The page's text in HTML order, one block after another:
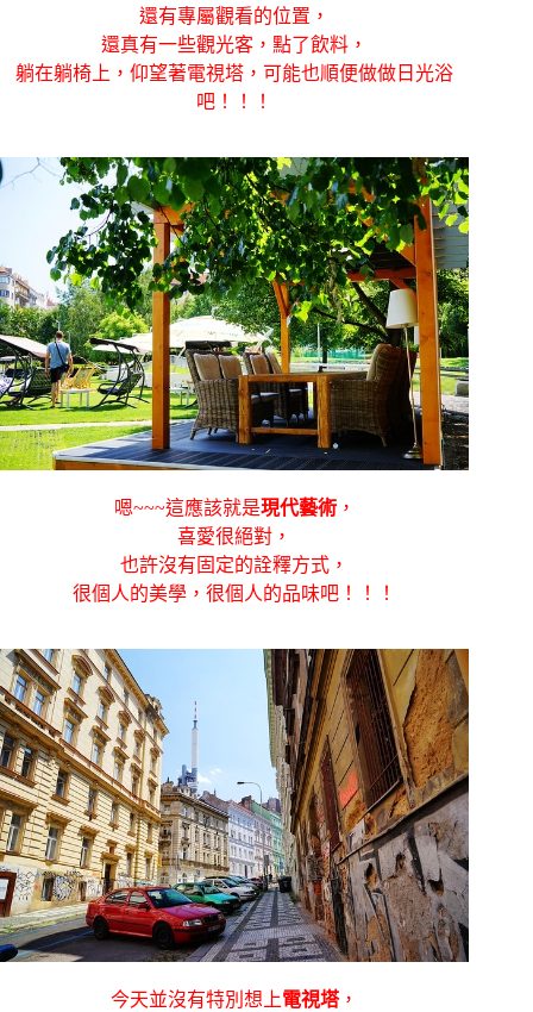
還有專屬觀看的位置，
還真有一些觀光客，點了飲料，
躺在躺椅上，仰望著電視塔，可能也順便做做日光浴
吧！！！
嗯~~~這應該就是現代藝術，
喜愛很絕對，
也許沒有固定的詮釋方式，
很個人的美學，很個人的品味吧！！！
今天並沒有特別想上電視塔 ，